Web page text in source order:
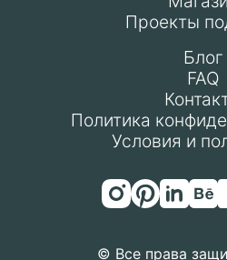
Проекты
Блог
FAQ
Политика
Условия и
© Все права